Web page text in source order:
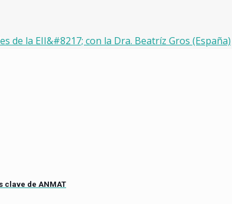
de la EII&#8217; con la Dra. Beatríz Gros (España)
clave de ANMAT